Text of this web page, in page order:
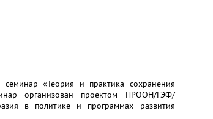
«Теория и практика сохранения
организован проектом ПРООН/ГЭФ/
в политике и программах развития